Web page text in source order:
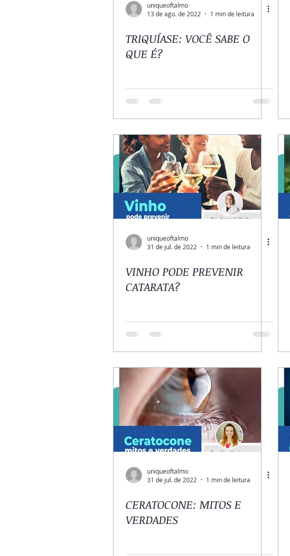
uniqueoftalmo
13 de ago. de 2022
1 min de leitura
TRIQUÍASE: VOCÊ SABE O
QUE É?
uniqueoftalmo
31 de jul. de 2022
1 min de leitura
VINHO PODE PREVENIR
CATARATA?
uniqueoftalmo
31 de jul. de 2022
1 min de leitura
CERATOCONE: MITOS E
VERDADES